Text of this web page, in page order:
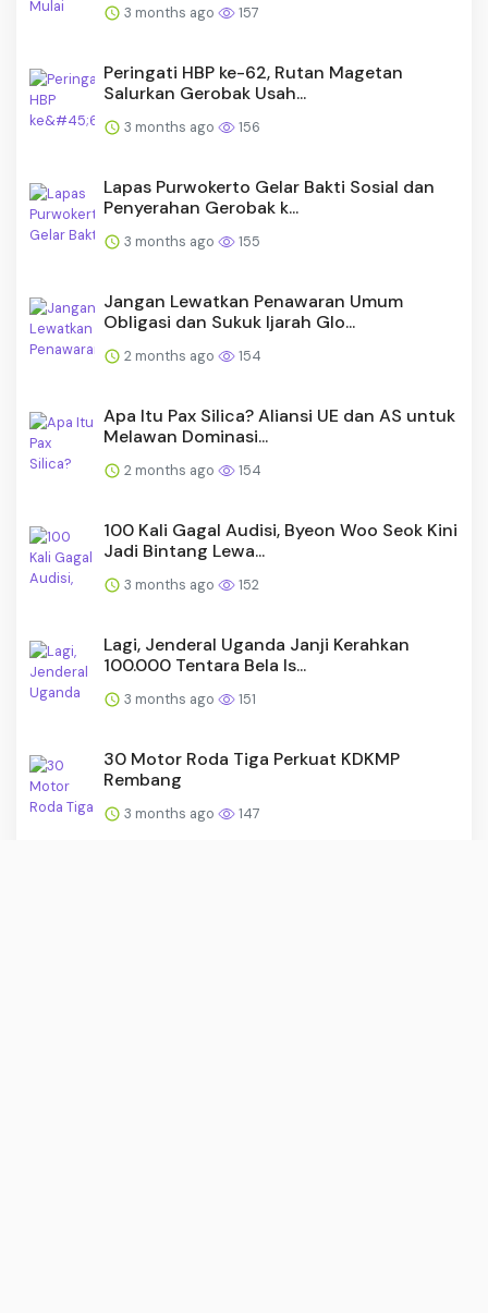
3 months ago 157
Peringati HBP ke-62, Rutan Magetan
Salurkan Gerobak Usah...
3 months ago 156
Lapas Purwokerto Gelar Bakti Sosial dan
Penyerahan Gerobak k...
3 months ago 155
Jangan Lewatkan Penawaran Umum
Obligasi dan Sukuk Ijarah Glo...
2 months ago 154
Apa Itu Pax Silica? Aliansi UE dan AS untuk
Melawan Dominasi...
2 months ago 154
100 Kali Gagal Audisi, Byeon Woo Seok Kini
Jadi Bintang Lewa...
3 months ago 152
Lagi, Jenderal Uganda Janji Kerahkan
100.000 Tentara Bela Is...
3 months ago 151
30 Motor Roda Tiga Perkuat KDKMP
Rembang
3 months ago 147